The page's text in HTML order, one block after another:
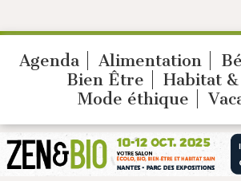
Agenda Alimentation
Bien Être
Habitat
Mode éthique